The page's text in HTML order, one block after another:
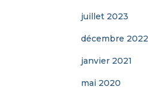
juillet 2023
décembre 2022
janvier 2021
mai 2020